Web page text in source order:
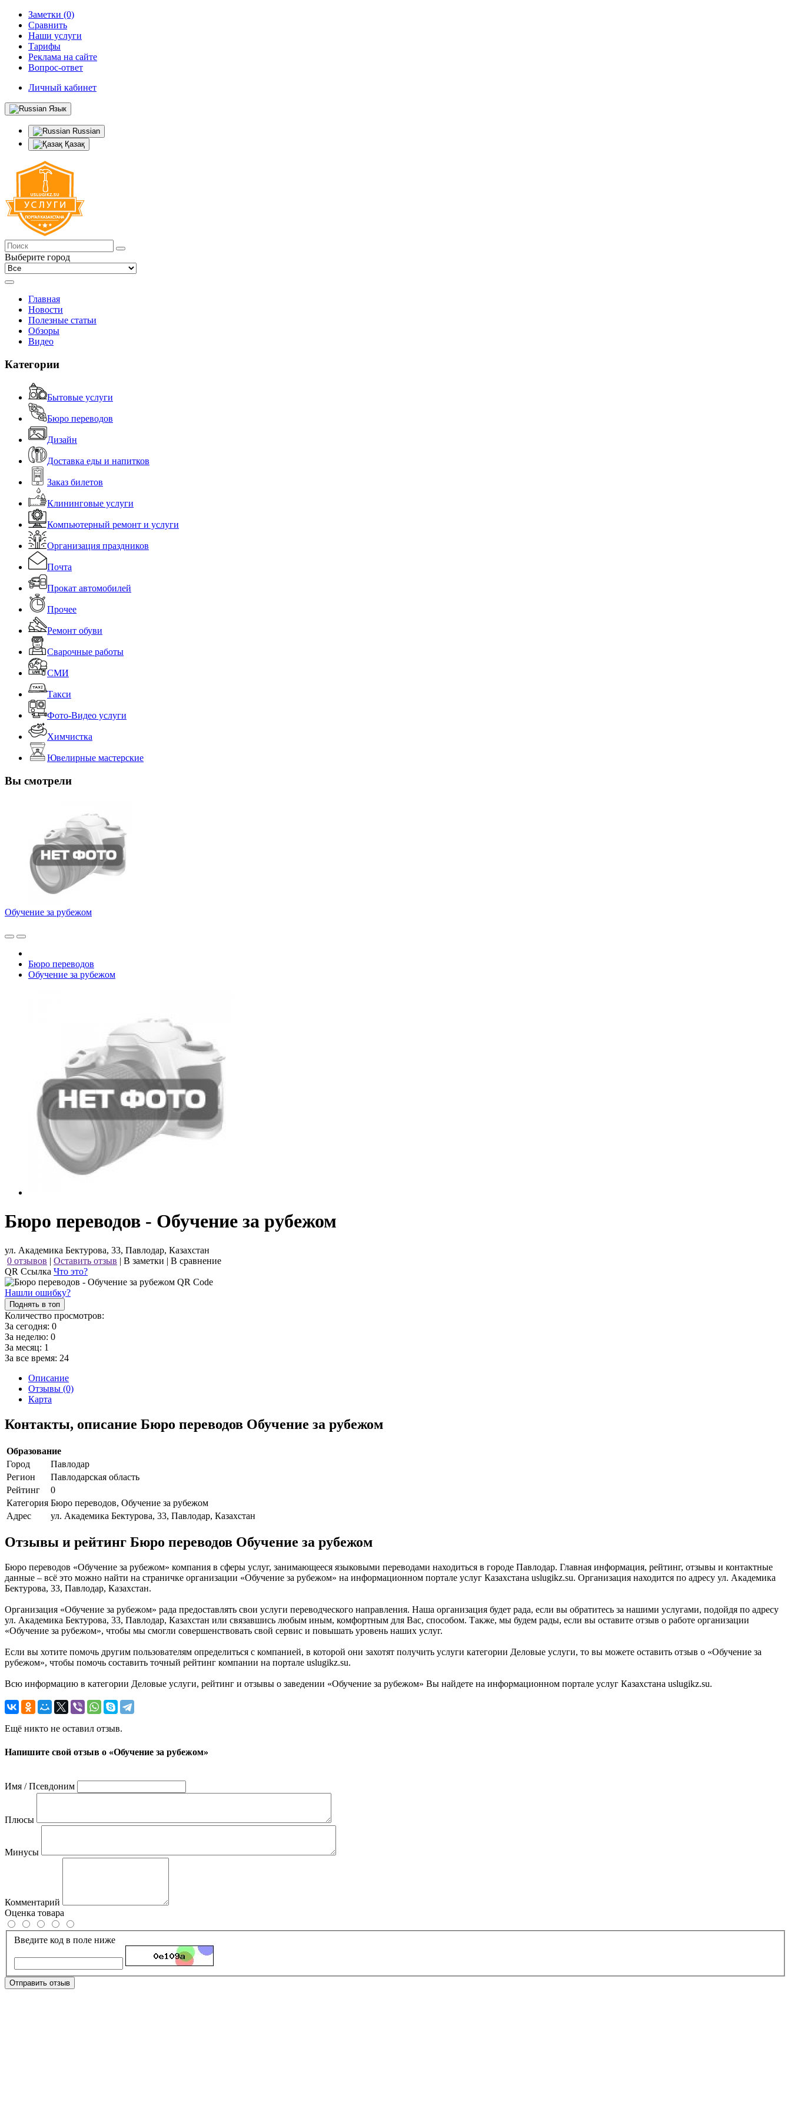
Заметки (0)
Сравнить
Наши услуги
Тарифы
Реклама на сайте
Вопрос-ответ
Личный кабинет
Язык
Russian
Қазақ
Выберите город
Главная
Новости
Полезные статьи
Обзоры
Видео
Категории
Бытовые услуги
Бюро переводов
Дизайн
Доставка еды и напитков
Заказ билетов
Клининговые услуги
Компьютерный ремонт и услуги
Организация праздников
Почта
Прокат автомобилей
Прочее
Ремонт обуви
Сварочные работы
СМИ
Такси
Фото-Видео услуги
Химчистка
Ювелирные мастерские
Вы смотрели
Обучение за рубежом
Бюро переводов
Обучение за рубежом
Бюро переводов - Обучение за рубежом
ул. Академика Бектурова, 33, Павлодар, Казахстан
0 отзывов | Оставить отзыв | В заметки | В сравнение
QR Ссылка Что это?
Нашли ошибку?
Поднять в топ
Количество просмотров:
За сегодня: 0
За неделю: 0
За месяц: 1
За все время: 24
Описание
Отзывы (0)
Карта
Контакты, описание Бюро переводов Обучение за рубежом
Образование
Город
Павлодар
Регион
Павлодарская область
Рейтинг
0
Категория Бюро переводов, Обучение за рубежом
Адрес
ул. Академика Бектурова, 33, Павлодар, Казахстан
Отзывы и рейтинг Бюро переводов Обучение за рубежом
Бюро переводов «Обучение за рубежом» компания в сферы услуг, занимающееся языковыми переводами находиться в городе Павлодар. Главная информация, рейтинг, отзывы и контактные
данные – всё это можно найти на страничке организации «Обучение за рубежом» на информационном портале услуг Казахстана uslugikz.su. Организация находится по адресу ул. Академика
Бектурова, 33, Павлодар, Казахстан.
Организация «Обучение за рубежом» рада предоставлять свои услуги переводческого направления. Наша организация будет рада, если вы обратитесь за нашими услугами, подойдя по адресу
ул. Академика Бектурова, 33, Павлодар, Казахстан или связавшись любым иным, комфортным для Вас, способом. Также, мы будем рады, если вы оставите отзыв о работе организации
«Обучение за рубежом», чтобы мы смогли совершенствовать свой сервис и повышать уровень наших услуг.
Если вы хотите помочь другим пользователям определиться с компанией, в которой они захотят получить услуги категории Деловые услуги, то вы можете оставить отзыв о «Обучение за
рубежом», чтобы помочь составить точный рейтинг компании на портале uslugikz.su.
Всю информацию в категории Деловые услуги, рейтинг и отзывы о заведении «Обучение за рубежом» Вы найдете на информационном портале услуг Казахстана uslugikz.su.
Ещё никто не оставил отзыв.
Напишите свой отзыв о «Обучение за рубежом»
Имя / Псевдоним
Плюсы
Минусы
Комментарий
Оценка товара
Введите код в поле ниже
Отправить отзыв